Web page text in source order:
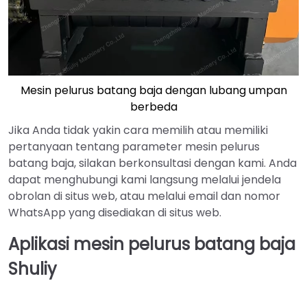
Mesin pelurus batang baja dengan lubang umpan
berbeda
Jika Anda tidak yakin cara memilih atau memiliki
pertanyaan tentang parameter mesin pelurus
batang baja, silakan berkonsultasi dengan kami. Anda
dapat menghubungi kami langsung melalui jendela
obrolan di situs web, atau melalui email dan nomor
WhatsApp yang disediakan di situs web.
Aplikasi mesin pelurus batang baja
Shuliy